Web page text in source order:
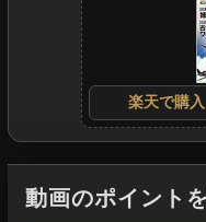
楽天で購入
動画のポイント